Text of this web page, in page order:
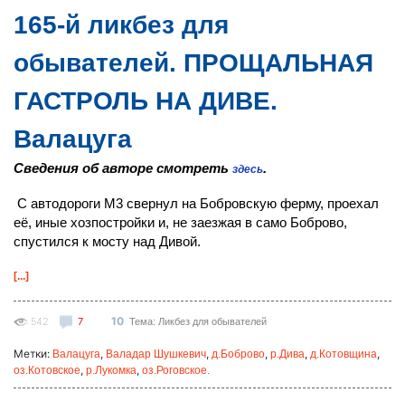
165-й ликбез для
обывателей. ПРОЩАЛЬНАЯ
ГАСТРОЛЬ НА ДИВЕ.
Валацуга
Сведения об авторе смотреть здесь.
С автодороги М3 свернул на Бобровскую ферму, проехал
её, иные хозпостройки и, не заезжая в само Боброво,
спустился к мосту над Дивой.
[...]
542 7 10 Тема: Ликбез для обывателей
Метки: Валацуга, Валадар Шушкевич, д.Боброво, р.Дива, д.Котовщина,
оз.Котовское, р.Лукомка, оз.Роговское.